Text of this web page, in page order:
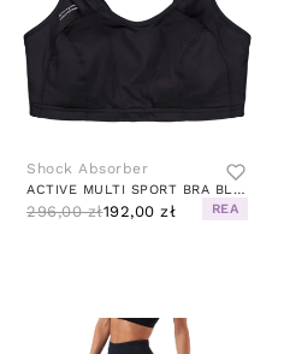
Shock Absorber
ACTIVE MULTI SPORT BRA BLACK
296,00 zł192,00 zł REA